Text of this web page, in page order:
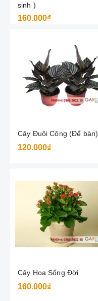
sinh )
160.000₫
Cây Đuôi Công (Để bàn)
120.000₫
Cây Hoa Sống Đời
160.000₫